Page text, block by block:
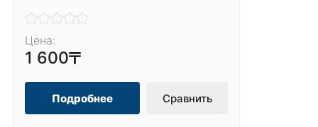
Цена:
1 600
Подробнее Сравнить